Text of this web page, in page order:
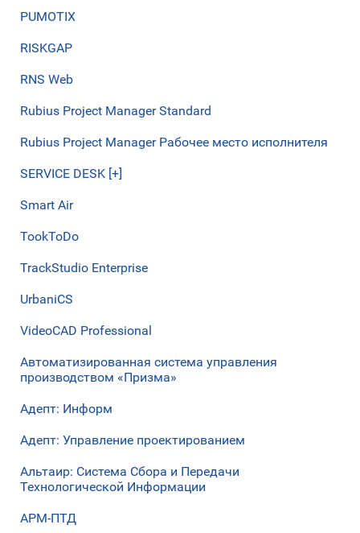
PUMOTIX
RISKGAP
RNS Web
Rubius Project Manager Standard
Rubius Project Manager Рабочее место исполнителя
SERVICE DESK [+]
Smart Air
TookToDo
TrackStudio Enterprise
UrbaniCS
VideoCAD Professional
Автоматизированная система управления
производством «Призма»
Адепт: Информ
Адепт: Управление проектированием
Альтаир: Система Сбора и Передачи
Технологической Информации
АРМ-ПТД